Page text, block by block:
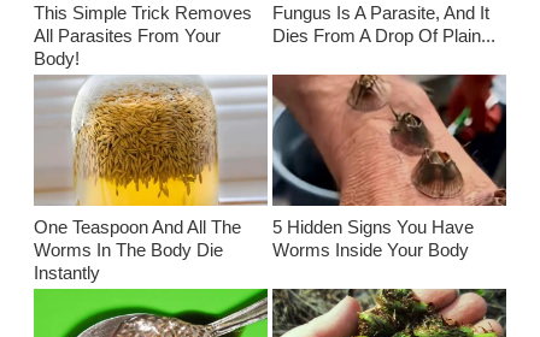
This Simple Trick Removes
All Parasites From Your
Body!
Fungus Is A Parasite, And It
Dies From A Drop Of Plain...
One Teaspoon And All The
Worms In The Body Die
Instantly
5 Hidden Signs You Have
Worms Inside Your Body